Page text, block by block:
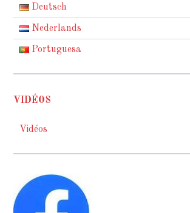
Deutsch
Nederlands
Portuguesa
VIDÉOS
Vidéos